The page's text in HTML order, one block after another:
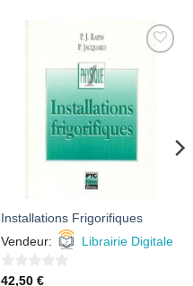
AJOUTER
Installations Frigorifiques
Vendeur:
Librairie Digitale
0
42,50 €